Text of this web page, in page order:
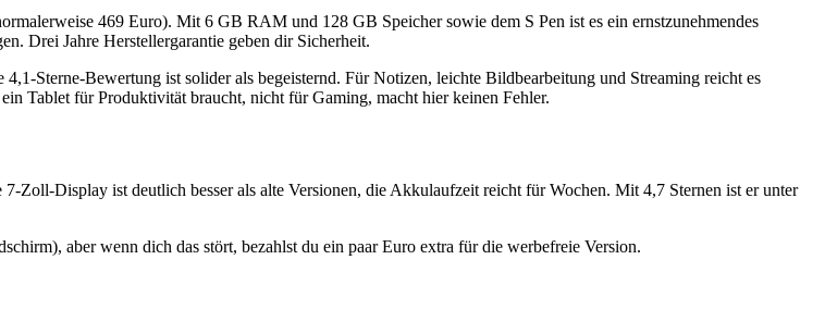
469 Euro). Mit 6 GB RAM und 128 GB Speicher sowie dem S Pen ist es ein ernstzunehmendes
Drei Jahre Herstellergarantie geben dir Sicherheit.
Sterne-Bewertung ist solider als begeisternd. Für Notizen, leichte Bildbearbeitung und Streaming reicht es
Tablet für Produktivität braucht, nicht für Gaming, macht hier keinen Fehler.
Zoll-Display ist deutlich besser als alte Versionen, die Akkulaufzeit reicht für Wochen. Mit 4,7 Sternen ist er unter
aber wenn dich das stört, bezahlst du ein paar Euro extra für die werbefreie Version.